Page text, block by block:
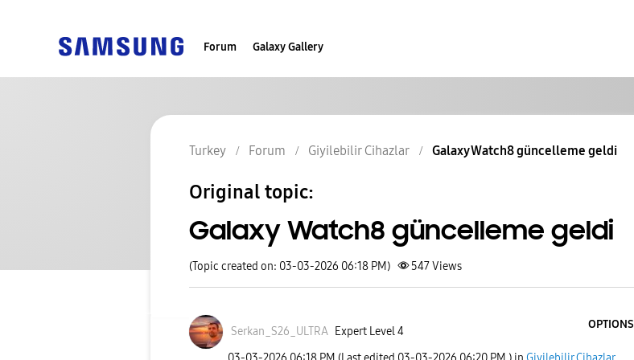
Forum Galaxy Gallery
Turkey Forum Giyilebilir Cihazlar Galaxy Watch8 güncelleme geldi
Original topic:
Galaxy Watch8 güncelleme geldi
(Topic created on: 03-03-2026 06:18 PM) 547Views
Serkan_S26_ULTRA Expert Level 4
OPTIONS